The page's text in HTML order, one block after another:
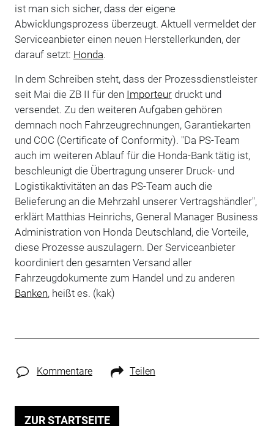
ist man sich sicher, dass der eigene
Abwicklungsprozess überzeugt. Aktuell vermeldet der
Serviceanbieter einen neuen Herstellerkunden, der
darauf setzt: Honda.
In dem Schreiben steht, dass der Prozessdienstleister
seit Mai die ZB II für den Importeurdruckt und
versendet. Zu den weiteren Aufgaben gehören
demnach noch Fahrzeugrechnungen, Garantiekarten
und COC (Certificate of Conformity). "Da PS-Team
auch im weiteren Ablauf für die Honda-Bank tätig ist,
beschleunigt die Übertragung unserer Druck- und
Logistikaktivitäten an das PS-Team auch die
Belieferung an die Mehrzahl unserer Vertragshändler",
erklärt Matthias Heinrichs, General Manager Business
Administration von Honda Deutschland, die Vorteile,
diese Prozesse auszulagern. Der Serviceanbieter
koordiniert den gesamten Versand aller
Fahrzeugdokumente zum Handel und zu anderen
Banken, heißt es. (kak)
Kommentare Teilen
ZUR STARTSEITE